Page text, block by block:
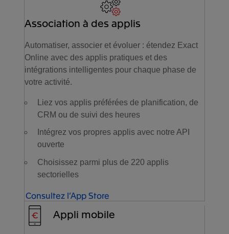
Association à des applis
Automatiser, associer et évoluer : étendez Exact
Online avec des applis pratiques et des
intégrations intelligentes pour chaque phase de
votre activité.
Liez vos applis préférées de planification, de
CRM ou de suivi des heures
Intégrez vos propres applis avec notre API
ouverte
Choisissez parmi plus de 220 applis
sectorielles
Consultez l’App Store
Appli mobile